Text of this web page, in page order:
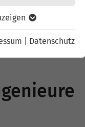
Datenschutz